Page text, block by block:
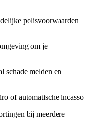
polisvoorwaarden
om je
schade melden en
of automatische incasso
bij meerdere